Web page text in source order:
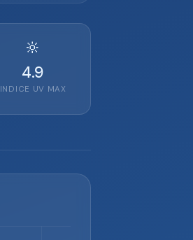
🔆
4.9
INDICE UV MAX